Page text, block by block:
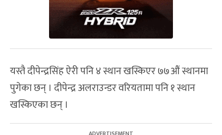
यस्तै दीपेन्द्रसिंह ऐरी पनि ४ स्थान खस्किएर ७७औं स्थानमा
पुगेका छन् । दीपेन्द्र अलराउन्डर वरियतामा पनि १ स्थान
खस्किएका छन् ।